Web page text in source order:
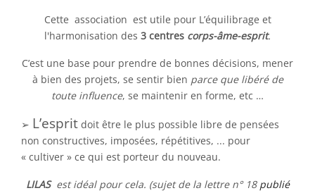
Cette association est utile pour L’équilibrage et
l'harmonisation des 3 centres corps-âme-esprit.
C’est une base pour prendre de bonnes décisions, mener
à bien des projets, se sentir bien parce que libéré de
toute influence, se maintenir en forme, etc …
➢ L’esprit doit être le plus possible libre de pensées
non constructives, imposées, répétitives, ... pour
« cultiver » ce qui est porteur du nouveau.
LILAS est idéal pour cela. (sujet de la lettre n° 18 publié